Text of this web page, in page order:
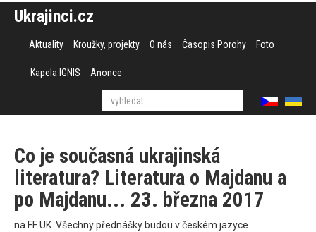
Ukrajinci.cz
Aktuality Kroužky, projekty O nás Časopis Porohy Foto
Kapela IGNIS Anonce
Co je současná ukrajinská
literatura? Literatura o Majdanu a
po Majdanu... 23. března 2017
na FF UK. Všechny přednášky budou v českém jazyce.